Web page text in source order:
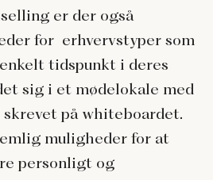
er der også
for erhvervstyper som
tidspunkt i deres
sig i et mødelokale med
på whiteboardet.
muligheder for at
personligt og